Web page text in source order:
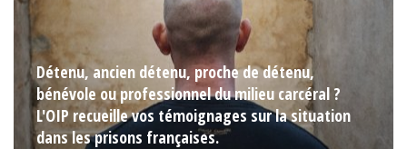
Détenu, ancien détenu, proche de détenu,
bénévole ou professionnel du milieu carcéral ?
L'OIP recueille vos témoignages sur la situation
dans les prisons françaises.